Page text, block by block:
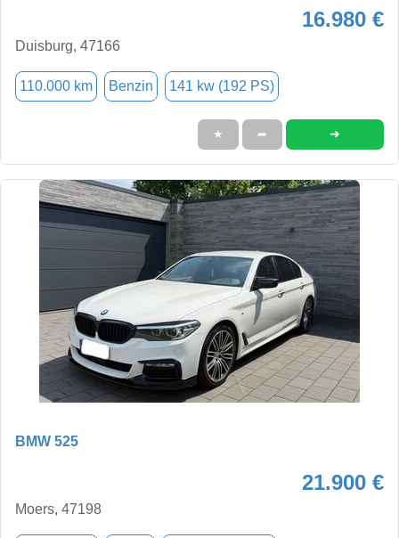
16.980 €
Duisburg, 47166
110.000 km Benzin 141 kw (192 PS)
★ ➦ ➜
BMW 525
21.900 €
Moers, 47198